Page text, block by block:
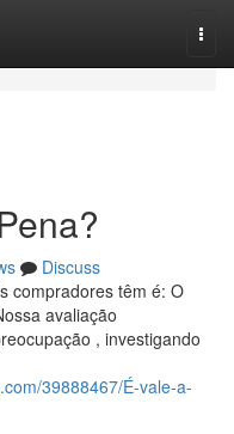
Discuss
compradores têm é: O
avaliação
, investigando
39888467/É-vale-a-